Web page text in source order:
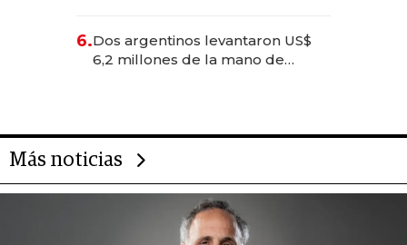
para convertirse en experiencias
transformadoras
6.Dos argentinos levantaron US$
6,2 millones de la mano de
Más noticias